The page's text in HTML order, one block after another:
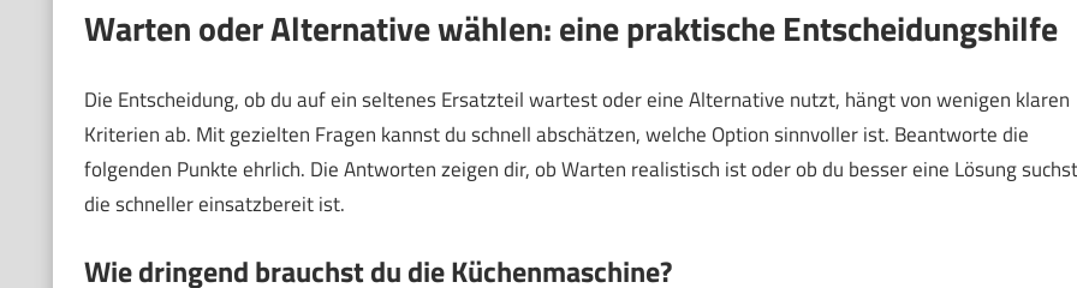
Warten oder Alternative wählen: eine praktische Entscheidungshilfe
Die Entscheidung, ob du auf ein seltenes Ersatzteil wartest oder eine Alternative nutzt, hängt von wenigen klaren
Kriterien ab. Mit gezielten Fragen kannst du schnell abschätzen, welche Option sinnvoller ist. Beantworte die
folgenden Punkte ehrlich. Die Antworten zeigen dir, ob Warten realistisch ist oder ob du besser eine Lösung
die schneller einsatzbereit ist.
Wie dringend brauchst du die Küchenmaschine?